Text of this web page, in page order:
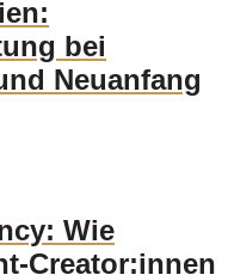
bei
Neuanfang
Wie
Creator:innen